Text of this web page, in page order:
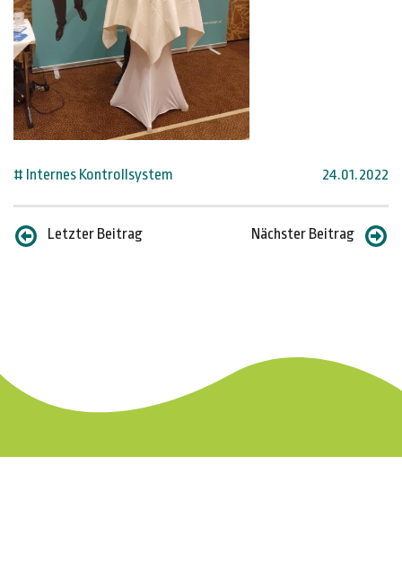
# Internes Kontrollsystem 24.01.2022
Letzter Beitrag Nächster Beitrag